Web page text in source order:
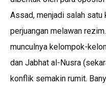
Assad, menjadi salah satu
perjuangan melawan
munculnya kelompok-
dan Jabhat al-Nusra
konflik semakin rumit.